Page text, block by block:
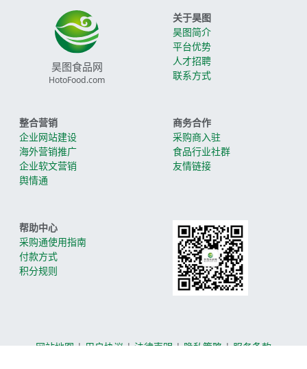
昊图食品网
HotoFood.com
关于昊图
昊图简介
平台优势
人才招聘
联系方式
整合营销
企业网站建设
海外营销推广
企业软文营销
舆情通
商务合作
采购商入驻
食品行业社群
友情链接
帮助中心
采购通使用指南
付款方式
积分规则
网站地图 | 用户协议 | 法律声明 | 隐私策略 | 服务条款